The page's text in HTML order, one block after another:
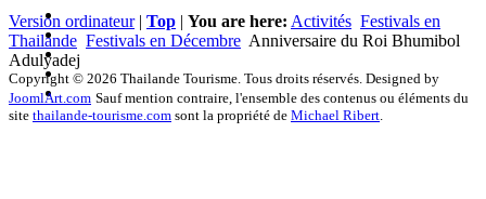
Version ordinateur| Top | You are here: Activités Festivals en
Thailande Festivals en Décembre Anniversaire du Roi Bhumibol
Adulyadej
Copyright © 2026 Thailande Tourisme. Tous droits réservés. Designed by
JoomlArt.com Sauf mention contraire, l'ensemble des contenus ou éléments du
site thailande-tourisme.com sont la propriété de Michael Ribert